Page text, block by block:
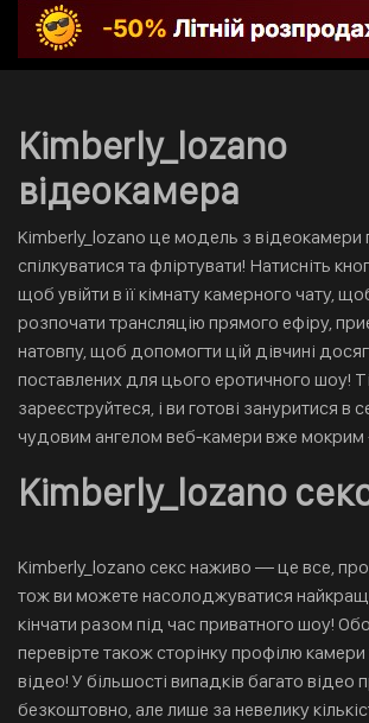
Kimberly_lozano
відеокамера
Kimberly_lozano це модель з відеокамери
спілкуватися та фліртувати! Натисніть
щоб увійти в її кімнату камерного чату,
розпочати трансляцію прямого ефіру,
натовпу, щоб допомогти цій дівчині
поставлених для цього еротичного шоу!
зареєструйтеся, і ви готові зануритися в
чудовим ангелом веб-камери вже мокрим
Kimberly_lozano
Kimberly_lozano секс наживо — це все,
тож ви можете насолоджуватися
кінчати разом під час приватного шоу!
перевірте також сторінку профілю камери
відео! У більшості випадків багато відео
безкоштовно, але лише за невелику